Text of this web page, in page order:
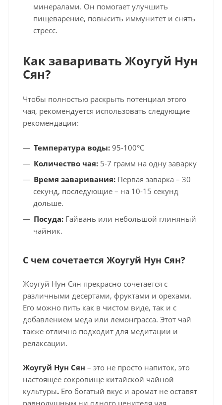
минералами. Он помогает улучшить
пищеварение, повысить иммунитет и снять
стресс.
Как заваривать Жоугуй Нун
Сян?
Чтобы полностью раскрыть потенциал этого
чая, рекомендуется использовать следующие
рекомендации:
Температура воды: 95-100°C
Количество чая: 5-7 грамм на одну заварку
Время заваривания: Первая заварка – 30
секунд, последующие – на 10-15 секунд
дольше.
Посуда: Гайвань или небольшой глиняный
чайник.
С чем сочетается Жоугуй Нун Сян?
Жоугуй Нун Сян прекрасно сочетается с
различными десертами, фруктами и орехами.
Его можно пить как в чистом виде, так и с
добавлением меда или лемонграсса. Этот чай
также отлично подходит для медитации и
релаксации.
Жоугуй Нун Сян – это не просто напиток, это
настоящее сокровище китайской чайной
культуры. Его богатый вкус и аромат не оставят
равнодушным ни одного ценителя чая.